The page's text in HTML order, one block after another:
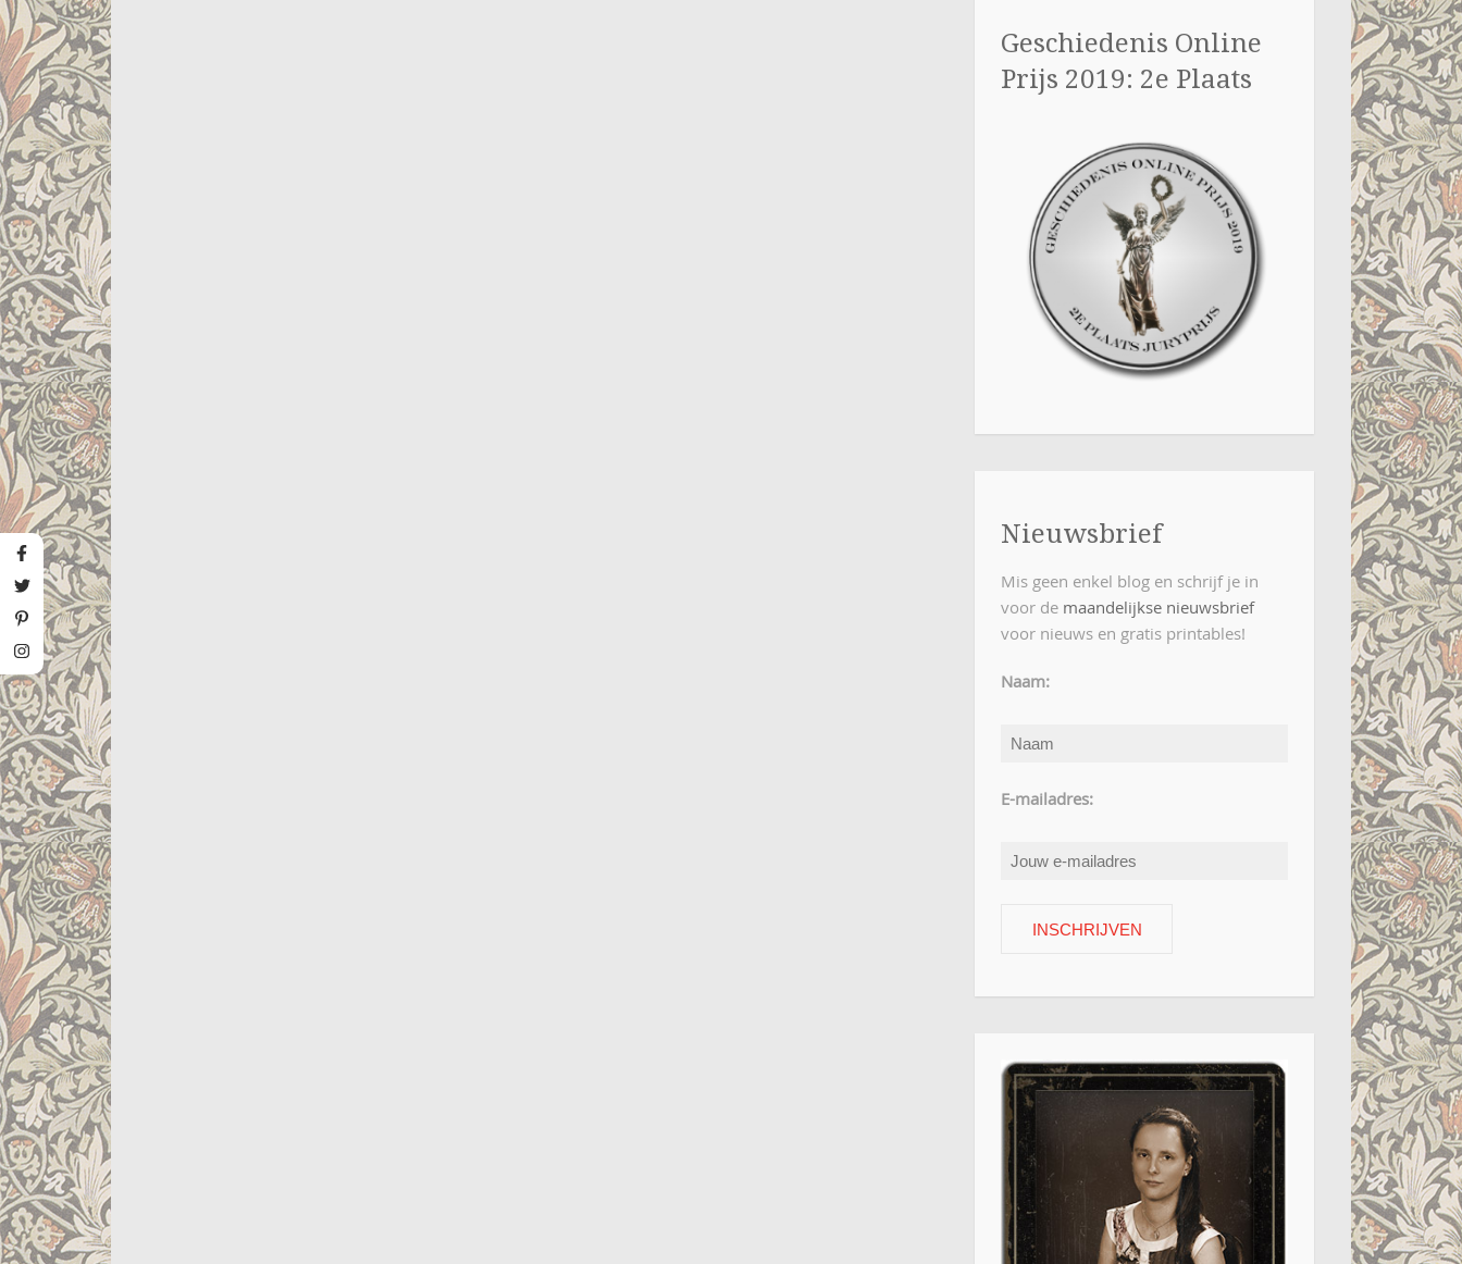
Geschiedenis Online
Prijs 2019: 2e Plaats
Nieuwsbrief
Mis geen enkel blog en schrijf je in
voor de maandelijkse nieuwsbrief
voor nieuws en gratis printables!
Naam:
E-mailadres: